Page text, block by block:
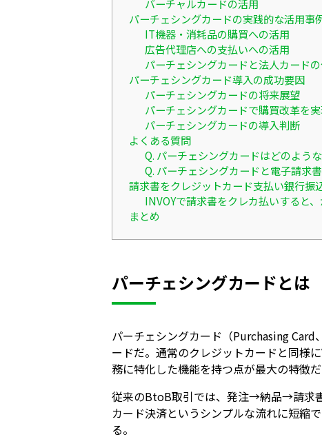
バーチャルカードの活用
パーチェシングカードの実践的な活用事
IT機器・消耗品の購買への活用
広告代理店への支払いへの活用
パーチェシングカードと法人カード
パーチェシングカード導入の成功要因
パーチェシングカードの将来展望
パーチェシングカードで購買改革を
パーチェシングカードの導入判断
よくある質問
Q. パーチェシングカードはどのよう
Q. パーチェシングカードと電子請求
請求書をクレジットカード支払い銀行振
INVOYで請求書をクレカ払いすると
まとめ
パーチェシングカードとは
パーチェシングカード（Purchasing
ードだ。通常のクレジットカードと同様
務に特化した機能を持つ点が最大の特徴だ
従来のBtoB取引では、発注→納品→請求
カード決済というシンプルな流れに短縮
る。